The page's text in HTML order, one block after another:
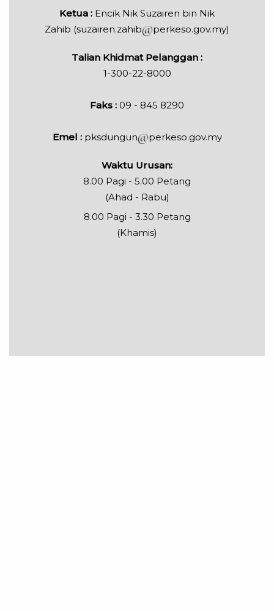
Ketua : Encik Nik Suzairen bin Nik
Zahib (suzairen.zahib perkeso.gov.my)
Talian Khidmat Pelanggan :
1-300-22-8000
Faks : 09 - 845 8290
Emel :pksdungun perkeso.gov.my
Waktu Urusan:
8.00 Pagi - 5.00 Petang
(Ahad - Rabu)
8.00 Pagi - 3.30 Petang
(Khamis)